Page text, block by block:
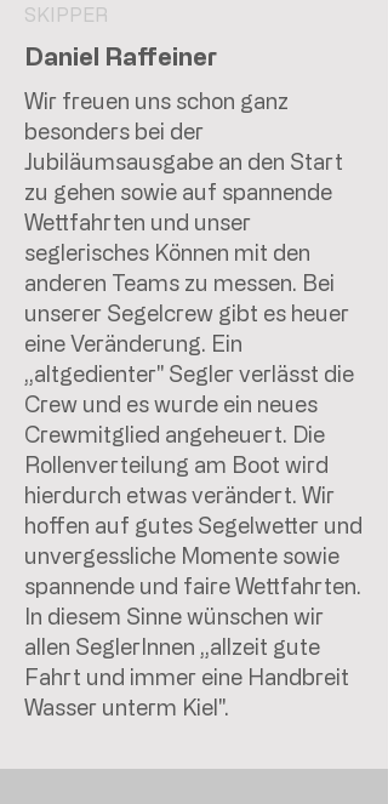
SKIPPER
Daniel Raffeiner
Wir freuen uns schon ganz
besonders bei der
Jubiläumsausgabe an den Start
zu gehen sowie auf spannende
Wettfahrten und unser
seglerisches Können mit den
anderen Teams zu messen. Bei
unserer Segelcrew gibt es heuer
eine Veränderung. Ein
„altgedienter" Segler verlässt die
Crew und es wurde ein neues
Crewmitglied angeheuert. Die
Rollenverteilung am Boot wird
hierdurch etwas verändert. Wir
hoffen auf gutes Segelwetter und
unvergessliche Momente sowie
spannende und faire Wettfahrten.
In diesem Sinne wünschen wir
allen SeglerInnen „allzeit gute
Fahrt und immer eine Handbreit
Wasser unterm Kiel".